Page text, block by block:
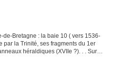
de-Bretagne : la baie 10 ( vers 1536-
par la Trinité, ses fragments du 1er
héraldiques (XVIIe ?). . . Sur